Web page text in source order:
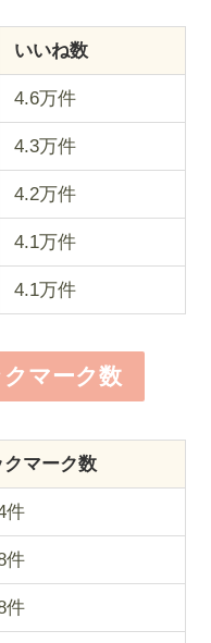
いいね数
4.6万件
4.3万件
4.2万件
4.1万件
4.1万件
マーク数
クマーク数
件
件
件